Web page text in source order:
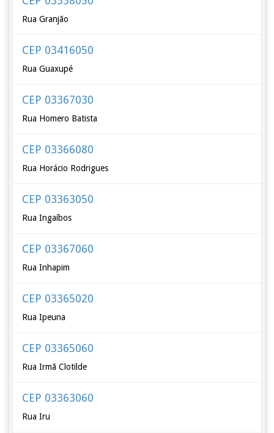
Rua Granjão
CEP 03416050
Rua Guaxupé
CEP 03367030
Rua Homero Batista
CEP 03366080
Rua Horácio Rodrigues
CEP 03363050
Rua Ingaíbos
CEP 03367060
Rua Inhapim
CEP 03365020
Rua Ipeuna
CEP 03365060
Rua Irmã Clotilde
CEP 03363060
Rua Iru